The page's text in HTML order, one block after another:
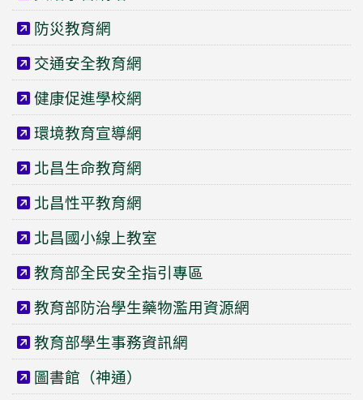
防災教育網
交通安全教育網
健康促進學校網
環境教育宣導網
北昌生命教育網
北昌性平教育網
北昌國小線上教室
教育部全民安全指引專區
教育部防治學生藥物濫用資源網
教育部學生事務資訊網
圖書館（神通）